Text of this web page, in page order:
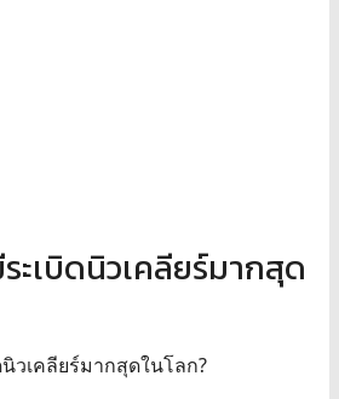
ะเบิดนิวเคลียร์มากสุด
วเคลียร์มากสุดในโลก?